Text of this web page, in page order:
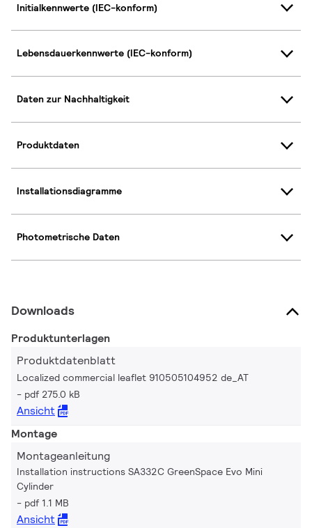
Initialkennwerte (IEC-konform)
Lebensdauerkennwerte (IEC-konform)
Daten zur Nachhaltigkeit
Produktdaten
Installationsdiagramme
Photometrische Daten
Downloads
Produktunterlagen
Produktdatenblatt
Localized commercial leaflet 910505104952 de_AT
pdf 275.0 kB
Ansicht
Montage
Montageanleitung
Installation instructions SA332C GreenSpace Evo Mini
Cylinder
pdf 1.1 MB
Ansicht